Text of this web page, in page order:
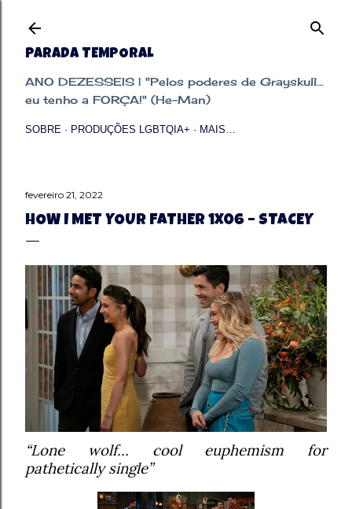
PARADA TEMPORAL
ANO DEZESSEIS | "Pelos poderes de Grayskull...
eu tenho a FORÇA!" (He-Man)
SOBRE PRODUÇÕES LGBTQIA+ MAIS…
fevereiro 21, 2022
HOW I MET YOUR FATHER 1X06 – STACEY
“Lone wolf… cool euphemism for
pathetically single”